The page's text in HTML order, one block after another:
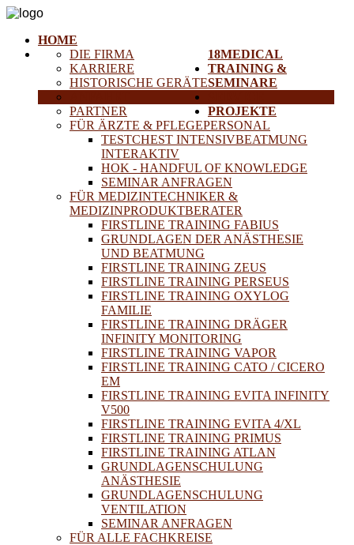
HOME
18MEDICAL
DIE FIRMA
KARRIERE
HISTORISCHE GERÄTE
PARTNER
TRAINING &
SEMINARE
FÜR ÄRZTE & PFLEGEPERSONAL
TESTCHEST INTENSIVBEATMUNG
INTERAKTIV
HOK - HANDFUL OF KNOWLEDGE
SEMINAR ANFRAGEN
FÜR MEDIZINTECHNIKER &
MEDIZINPRODUKTBERATER
FIRSTLINE TRAINING FABIUS
GRUNDLAGEN DER ANÄSTHESIE
UND BEATMUNG
FIRSTLINE TRAINING ZEUS
FIRSTLINE TRAINING PERSEUS
FIRSTLINE TRAINING OXYLOG
FAMILIE
FIRSTLINE TRAINING DRÄGER
INFINITY MONITORING
FIRSTLINE TRAINING VAPOR
FIRSTLINE TRAINING CATO / CICERO
EM
FIRSTLINE TRAINING EVITA INFINITY
V500
FIRSTLINE TRAINING EVITA 4/XL
FIRSTLINE TRAINING PRIMUS
FIRSTLINE TRAINING ATLAN
GRUNDLAGENSCHULUNG
ANÄSTHESIE
GRUNDLAGENSCHULUNG
VENTILATION
SEMINAR ANFRAGEN
FÜR ALLE FACHKREISE
PROJEKTE